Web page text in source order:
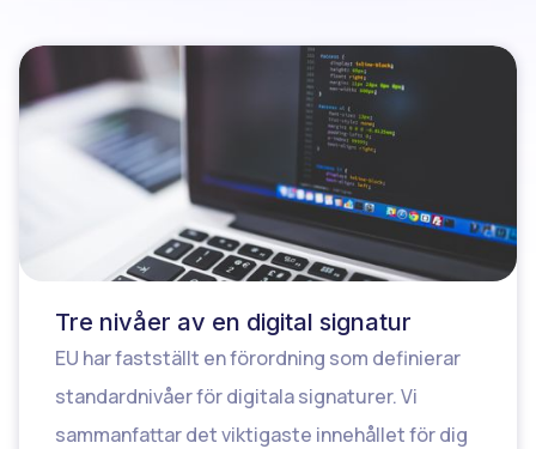
Tre nivåer av en digital signatur
EU har fastställt en förordning som definierar
standardnivåer för digitala signaturer. Vi
sammanfattar det viktigaste innehållet för dig